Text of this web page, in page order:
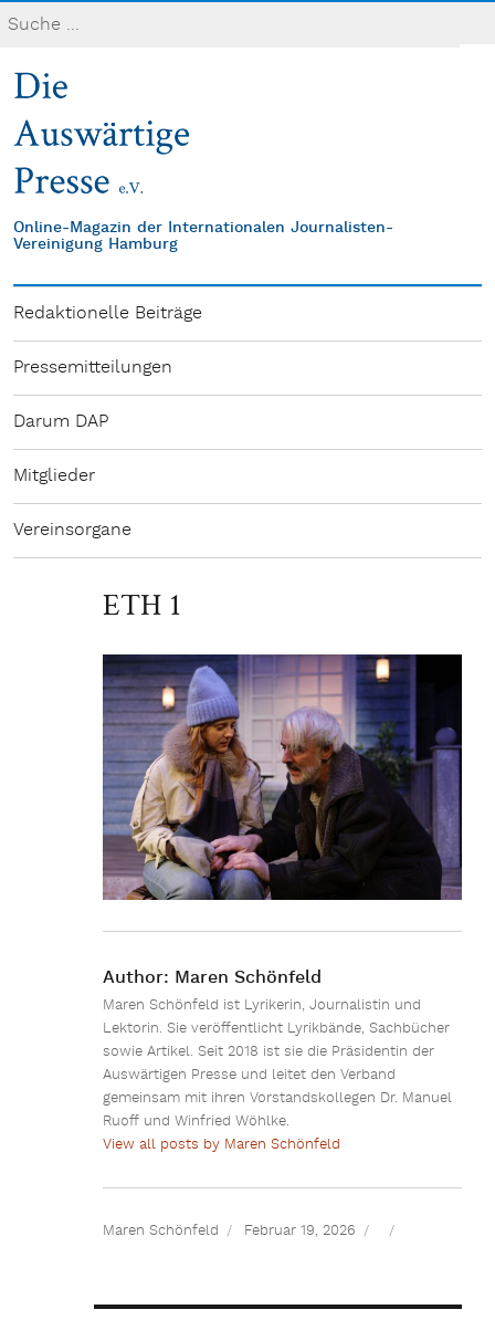
Online-Magazin der Internationalen Journalisten-
Vereinigung Hamburg
Redaktionelle Beiträge
Pressemitteilungen
Darum DAP
Mitglieder
Vereinsorgane
ETH 1
Author: Maren Schönfeld
Maren Schönfeld ist Lyrikerin, Journalistin und
Lektorin. Sie veröffentlicht Lyrikbände, Sachbücher
sowie Artikel. Seit 2018 ist sie die Präsidentin der
Auswärtigen Presse und leitet den Verband
gemeinsam mit ihren Vorstandskollegen Dr. Manuel
Ruoff und Winfried Wöhlke.
View all posts by Maren Schönfeld
Maren Schönfeld Februar 19, 2026